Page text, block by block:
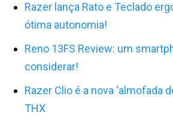
Razer lança Rato e Teclado
ótima autonomia!
Reno 13FS Review: um
considerar!
Razer Clio é a nova ‘almofada
THX